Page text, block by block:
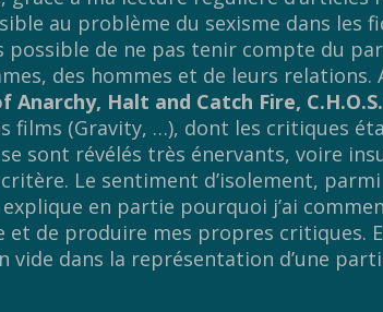
au problème du sexisme dans les
possible de ne pas tenir compte du
des hommes et de leurs relations.
Anarchy, Halt and Catch Fire,
films (Gravity, …), dont les critiques
sont révélés très énervants, voire
critère. Le sentiment d’isolement,
en partie pourquoi j’ai
et de produire mes propres critiques.
vide dans la représentation d’une